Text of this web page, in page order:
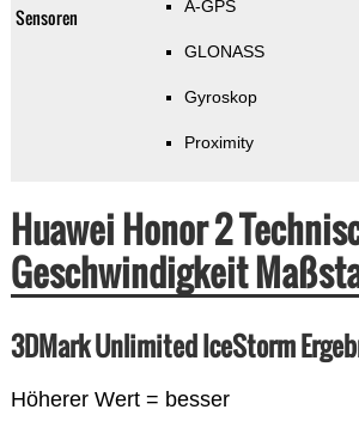
Sensoren A-GPS
GLONASS
Gyroskop
Proximity
Huawei Honor 2
Geschwindigkeit
3DMark Unlimited IceStorm
Höherer Wert = besser